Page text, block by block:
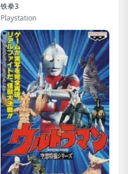
铁拳3
Playstation